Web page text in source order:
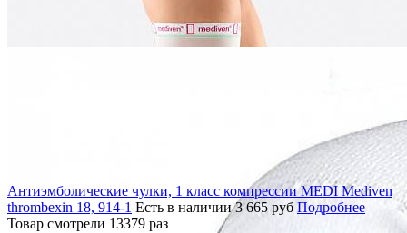
Антиэмболические чулки, 1 класс компрессии MEDI Mediven
thrombexin 18, 914-1 Есть в наличии 3 665 руб Подробнее
Товар смотрели 13379 раз